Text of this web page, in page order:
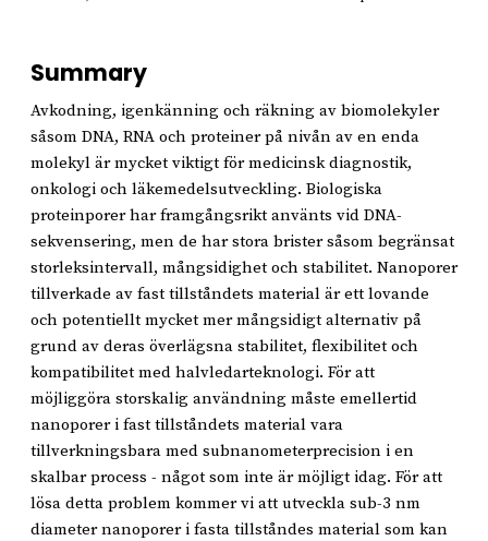
Summary
Avkodning, igenkänning och räkning av biomolekyler
såsom DNA, RNA och proteiner på nivån av en enda
molekyl är mycket viktigt för medicinsk diagnostik,
onkologi och läkemedelsutveckling. Biologiska
proteinporer har framgångsrikt använts vid DNA-
sekvensering, men de har stora brister såsom begränsat
storleksintervall, mångsidighet och stabilitet. Nanoporer
tillverkade av fast tillståndets material är ett lovande
och potentiellt mycket mer mångsidigt alternativ på
grund av deras överlägsna stabilitet, flexibilitet och
kompatibilitet med halvledarteknologi. För att
möjliggöra storskalig användning måste emellertid
nanoporer i fast tillståndets material vara
tillverkningsbara med subnanometerprecision i en
skalbar process - något som inte är möjligt idag. För att
lösa detta problem kommer vi att utveckla sub-3 nm
diameter nanoporer i fasta tillståndes material som kan